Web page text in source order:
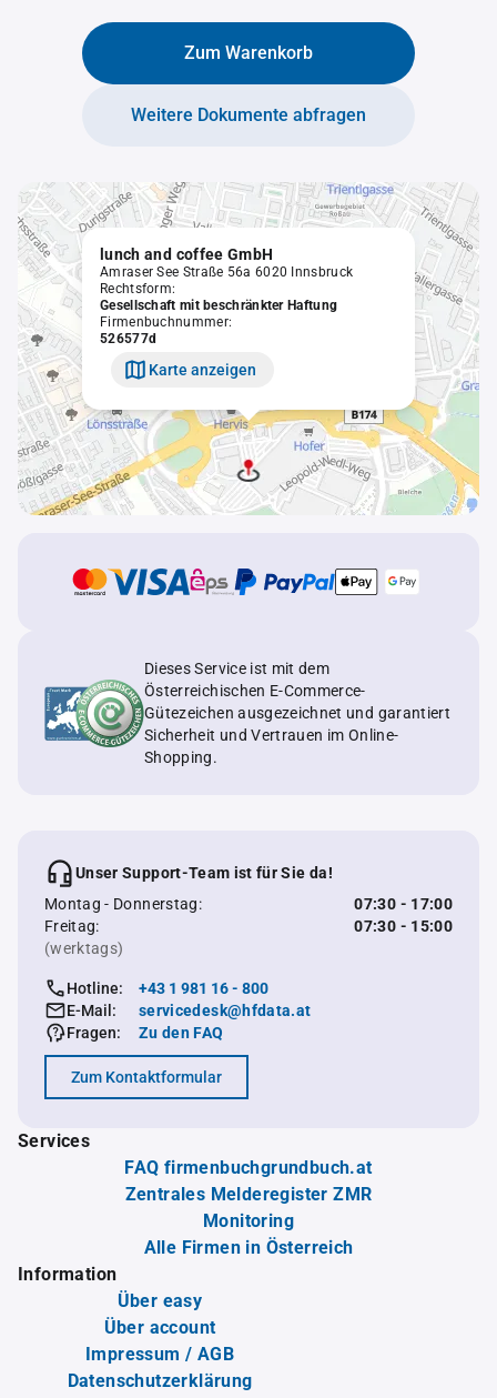
Zum Warenkorb
Weitere Dokumente abfragen
lunch and coffee GmbH
Amraser See Straße 56a 6020 Innsbruck
Rechtsform:
Gesellschaft mit beschränkter Haftung
Firmenbuchnummer:
526577d
Karte anzeigen
Dieses Service ist mit dem
Österreichischen E-Commerce-
Gütezeichen ausgezeichnet und garantiert
Sicherheit und Vertrauen im Online-
Shopping.
Unser Support-Team ist für Sie da!
Montag - Donnerstag:
07:30 - 17:00
Freitag:
07:30 - 15:00
(werktags)
Hotline:
+43 1 981 16 - 800
E-Mail:
servicedesk@hfdata.at
Fragen:
Zu den FAQ
Zum Kontaktformular
Services
FAQ firmenbuchgrundbuch.at
Zentrales Melderegister ZMR
Monitoring
Alle Firmen in Österreich
Information
Über easy
Über account
Impressum / AGB
Datenschutzerklärung